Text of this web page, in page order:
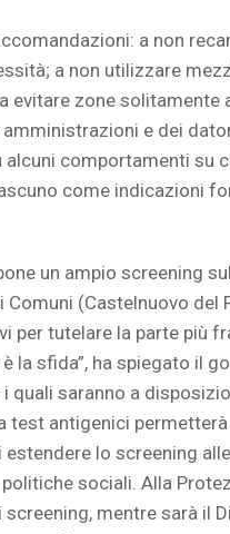
a non
a non utilizzare
evitare zone
e dei
comportamenti su
come indicazioni
un ampio screening
(Castelnuovo del
per tutelare la parte più
la sfida”, ha spiegato il
saranno a
test antigenici
lo screening
sociali. Alla
mentre sarà il